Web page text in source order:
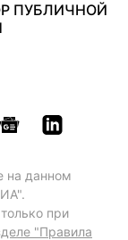
ПУБЛИЧНОЙ
на данном
при
"Правила